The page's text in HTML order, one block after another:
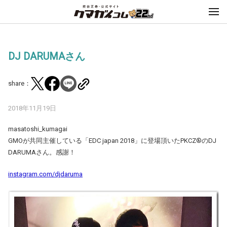
DJ DARUMAさん
share：
2018年11月19日
masatoshi_kumagai
GMOが共同主催している「EDC japan 2018」に登場頂いたPKCZ®のDJ
DARUMAさん。感謝！
instagram.com/djdaruma